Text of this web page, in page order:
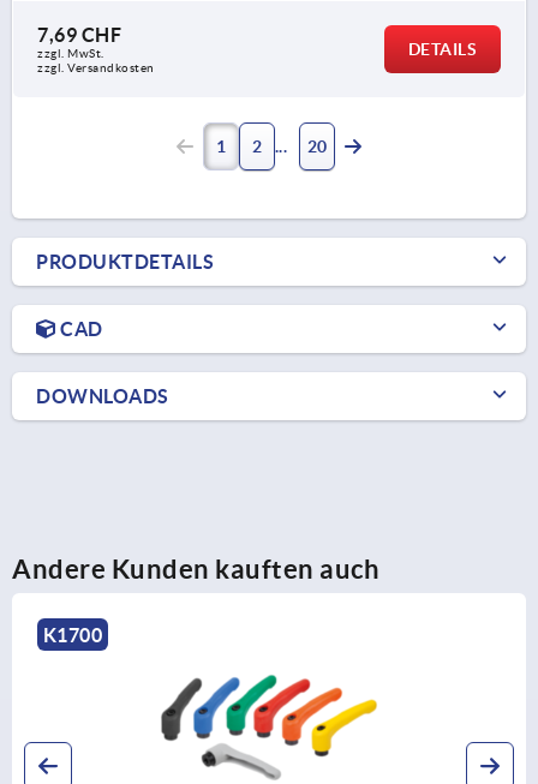
7,69 CHF
zzgl. MwSt.
zzgl. Versandkosten
DETAILS
1 2 20
PRODUKTDETAILS
CAD
DOWNLOADS
Andere Kunden kauften auch
K1700